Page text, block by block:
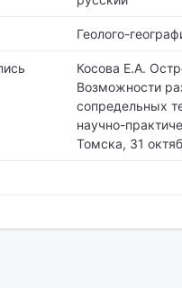
Геолого-
Косова Е.А.
Возможности
сопредельных
научно-
Томска, 31